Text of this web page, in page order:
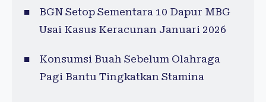
BGN Setop Sementara 10 Dapur MBG
Usai Kasus Keracunan Januari 2026
Konsumsi Buah Sebelum Olahraga
Pagi Bantu Tingkatkan Stamina